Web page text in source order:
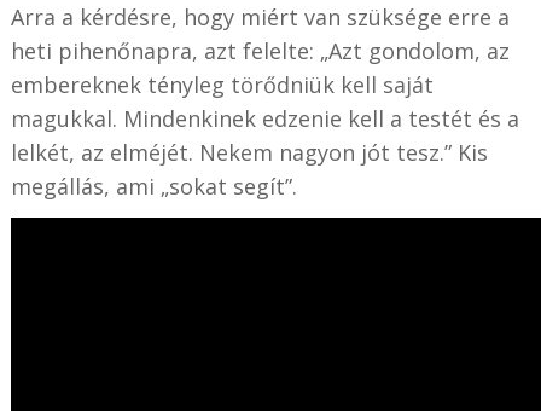
Arra a kérdésre, hogy miért van szüksége erre a
heti pihenőnapra, azt felelte: „Azt gondolom, az
embereknek tényleg törődniük kell saját
magukkal. Mindenkinek edzenie kell a testét és a
lelkét, az elméjét. Nekem nagyon jót tesz.” Kis
megállás, ami „sokat segít”.